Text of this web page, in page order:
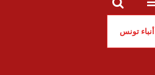
أنباء تونس